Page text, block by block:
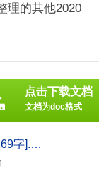
理的其他2020
《2020年医生个人年终总结多篇[此文共6269字].doc》
点击下载文档
文档为doc格式